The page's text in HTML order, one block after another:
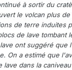
à sortir du
le volcan plus
de terre induites
de lave tombant
ont suggéré que
On a estimé que
dans la